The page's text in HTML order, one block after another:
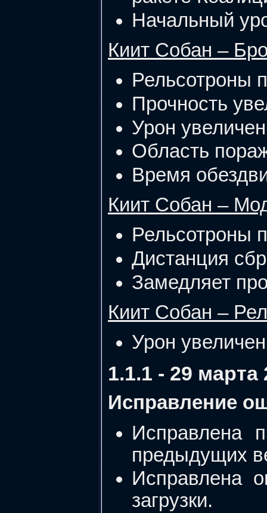
Начальный
Киит Собан –
Рельсотроны
Прочность
Урон
Область
Время
Киит Собан –
Рельсотроны
Дистанция
Замедляет
Киит Собан –
Урон
1.1.1 - 29 марта
Исправление
Исправлена
предыдущих
Исправлена
загрузки.